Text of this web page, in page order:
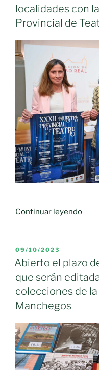
de
la
Red
Artes
un
total
de
264
para
la
de
localidades con
Provincial de
Continuar leyendo«La
arte
y
a
ocho
con
PUBLICADO
EL
09/10/2023
Abierto el plazo
que serán
colecciones de
Manchegos